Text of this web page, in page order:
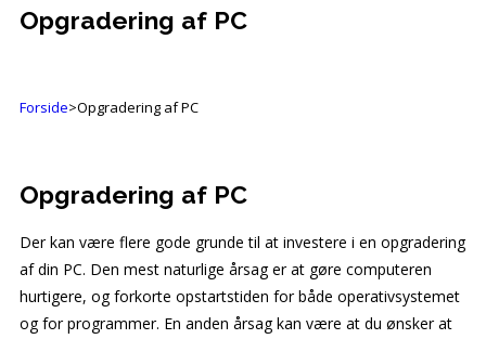
Opgradering af PC
Forside>Opgradering af PC
Opgradering af PC
Der kan være flere gode grunde til at investere i en opgradering
af din PC. Den mest naturlige årsag er at gøre computeren
hurtigere, og forkorte opstartstiden for både operativsystemet
og for programmer. En anden årsag kan være at du ønsker at